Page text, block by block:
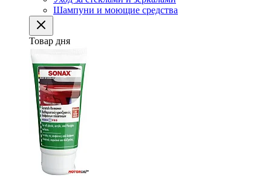
Шампуни и моющие средства
Товар дня